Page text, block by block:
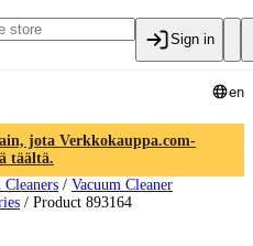
Sign in
en
jota Verkkokauppa.com-
täältä.
Cleaners / Vacuum Cleaner
/ Product 893164